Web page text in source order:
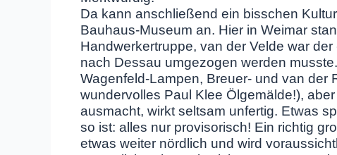
Da kann anschließend ein bisschen
Bauhaus-Museum an. Hier in Weimar
Handwerkertruppe, van der Velde war
nach Dessau umgezogen werden
Wagenfeld-Lampen, Breuer- und van der
wundervolles Paul Klee Ölgemälde!),
ausmacht, wirkt seltsam unfertig. Etwas
so ist: alles nur provisorisch! Ein richtig
etwas weiter nördlich und wird